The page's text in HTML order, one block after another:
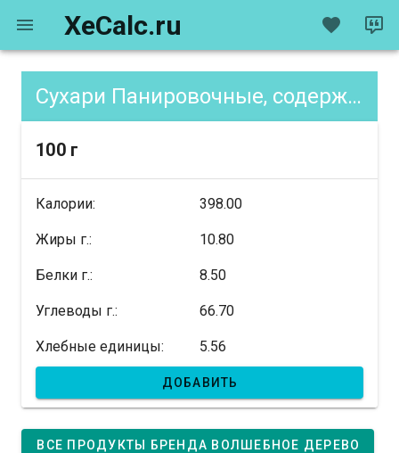
XeCalc.ru
Сухари Панировочные, содержание XE
100 г
Калории: 398.00
Жиры г.: 10.80
Белки г.: 8.50
Углеводы г.: 66.70
Хлебные единицы: 5.56
ДОБАВИТЬ
ВСЕ ПРОДУКТЫ БРЕНДА ВОЛШЕБНОЕ ДЕРЕВО